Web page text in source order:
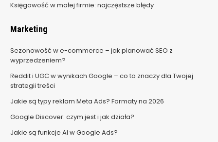
Księgowość w małej firmie: najczęstsze błędy
Marketing
Sezonowość w e-commerce – jak planować SEO z
wyprzedzeniem?
Reddit i UGC w wynikach Google – co to znaczy dla Twojej
strategii treści
Jakie są typy reklam Meta Ads? Formaty na 2026
Google Discover: czym jest i jak działa?
Jakie są funkcje AI w Google Ads?